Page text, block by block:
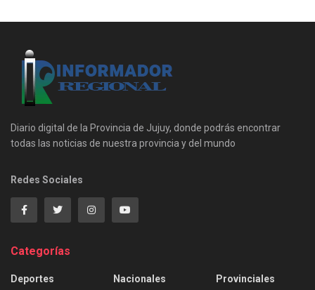
Diario digital de la Provincia de Jujuy, donde podrás encontrar
todas las noticias de nuestra provincia y del mundo
Redes Sociales
Categorías
Deportes
Nacionales
Provinciales